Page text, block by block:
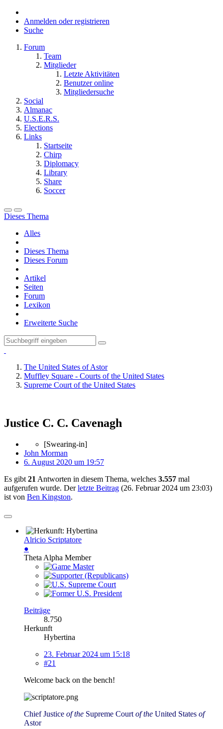
Anmelden oder registrieren
Suche
Forum
Team
Mitglieder
Letzte Aktivitäten
Benutzer online
Mitgliedersuche
Social
Almanac
U.S.E.R.S.
Elections
Links
Startseite
Chirp
Diplomacy
Library
Share
Soccer
Dieses Thema
Alles
Dieses Thema
Dieses Forum
Artikel
Seiten
Forum
Lexikon
Erweiterte Suche
The United States of Astor
Muffley Square - Courts of the United States
Supreme Court of the United States
Justice C. C. Cavenagh
[Swearing-in]
John Morman
6. August 2020 um 19:57
Es gibt 21 Antworten in diesem Thema, welches 3.557 mal
aufgerufen wurde. Derletzte Beitrag (26. Februar 2024 um 23:03)
ist von Ben Kingston.
Alricio Scriptatore
●
Theta Alpha Member
Beiträge
8.750
Herkunft
Hybertina
23. Februar 2024 um 15:18
#21
Welcome back on the bench!
Chief Justice of the Supreme Court of the United States of
Astor